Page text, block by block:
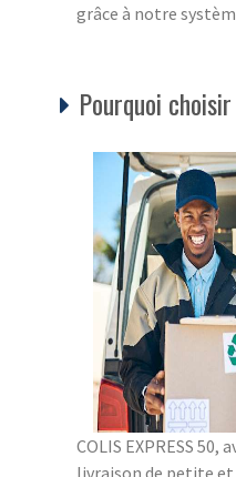
grâce à notre
Pourquoi
COLIS EXPRESS 50,
livraison de petite